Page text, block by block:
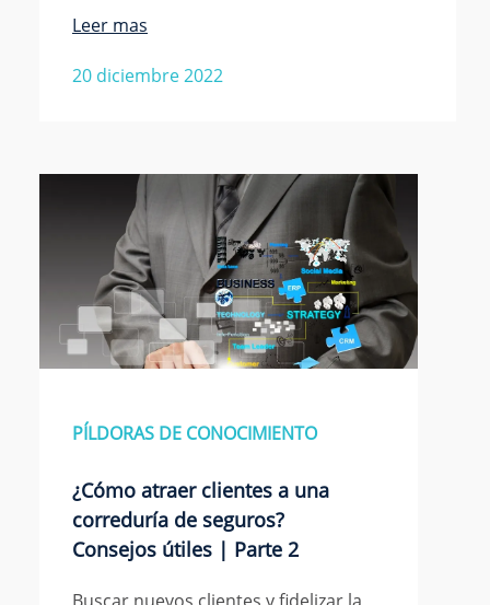
20 diciembre 2022
Leer mas
PÍLDORAS DE CONOCIMIENTO
¿Cómo atraer clientes a una
correduría de seguros?
Consejos útiles | Parte 2